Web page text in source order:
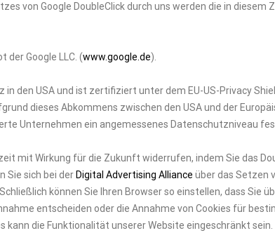
von Google DoubleClick durch uns werden die in diesem
der Google LLC. (www.google.de).
in den USA und ist zertifiziert unter dem EU-US-Privacy
dieses Abkommens zwischen den USA und der
Unternehmen ein angemessenes Datenschutzniveau
mit Wirkung für die Zukunft widerrufen, indem Sie das
Sie sich bei der Digital Advertising Alliance über das Setzen
können Sie Ihren Browser so einstellen, dass Sie
entscheiden oder die Annahme von Cookies für
kann die Funktionalität unserer Website eingeschränkt sein.